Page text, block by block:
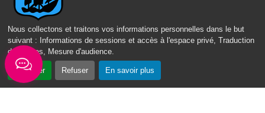
Nous collectons et traitons vos informations personnelles dans le but
suivant :
Informations de sessions et accès à l'espace privé, Traduction
des pages, Mesure d'audience.
Accepter Refuser En savoir plus
Tél.:+590-(0)5.90.23.09.00
Fax: +590-(0)5.90.23.68.73
Envoyer un email